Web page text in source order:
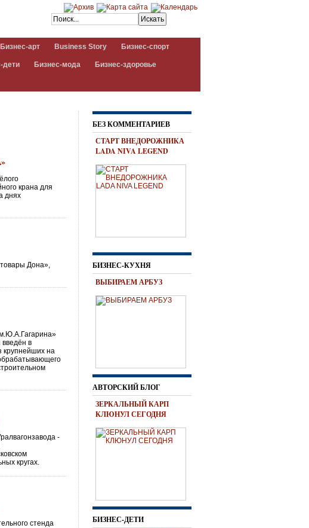
Бизнес-арт Business Story Бизнес-спорт
дети Бизнес-мода Бизнес-здоровье
крана для
днях
Дона»,
в
крупнейших на
-
кругах.
стенда
БЕЗ КОММЕНТАРИЕВ
СТАРТ ВНЕДОРОЖНИКА
LADA NIVA LEGEND
БИЗНЕС-КУХНЯ
ВЫБИРАЕМ АРБУЗ
АВТОРСКИЙ БЛОГ
ЗЕРКАЛЬНЫЙ КАРП
КЛЮНУЛ СЕГОДНЯ
БИЗНЕС-ДЕТИ